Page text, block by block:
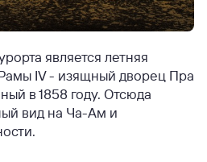
является летняя
IV - изящный дворец Пра
в 1858 году. Отсюда
вид на Ча-Ам и